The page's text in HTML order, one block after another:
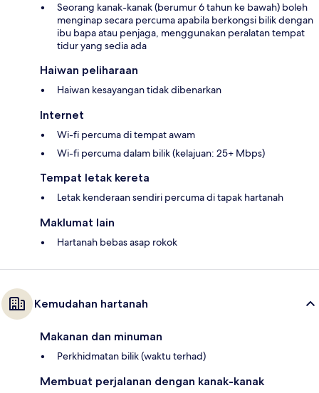
Seorang kanak-kanak (berumur 6 tahun ke bawah) boleh
menginap secara percuma apabila berkongsi bilik dengan
ibu bapa atau penjaga, menggunakan peralatan tempat
tidur yang sedia ada
Haiwan peliharaan
Haiwan kesayangan tidak dibenarkan
Internet
Wi-fi percuma di tempat awam
Wi-fi percuma dalam bilik (kelajuan: 25+ Mbps)
Tempat letak kereta
Letak kenderaan sendiri percuma di tapak hartanah
Maklumat lain
Hartanah bebas asap rokok
Kemudahan hartanah
Makanan dan minuman
Perkhidmatan bilik (waktu terhad)
Membuat perjalanan dengan kanak-kanak